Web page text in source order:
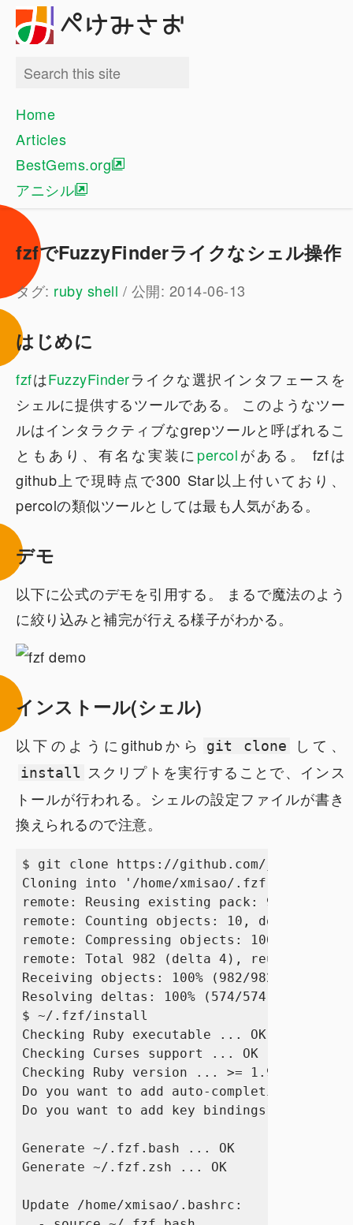
ぺけみさお
Home
Articles
BestGems.org
アニシル
fzfでFuzzyFinderライクなシェル操作
タグ: ruby shell / 公開: 2014-06-13
はじめに
fzfはFuzzyFinderライクな選択インタフェースを
シェルに提供するツールである。 このようなツー
ルはインタラクティブなgrepツールと呼ばれるこ
ともあり、有名な実装に percolがある。 fzfは
github上で現時点で300 Star以上付いており、
percolの類似ツールとしては最も人気がある。
デモ
以下に公式のデモを引用する。 まるで魔法のよう
に絞り込みと補完が行える様子がわかる。
インストール(シェル)
以下のようにgithubから git clone して、
install
スクリプトを実行することで、インス
トールが行われる。シェルの設定ファイルが書き
換えられるので注意。
$ git clone https://github.com/
Cloning into '/home/xmisao/.fzf'...
remote: Reusing existing pack: 972, done.
remote: Counting objects: 10, done.
remote: Compressing objects: 100% (10/
remote: Total 982 (delta 4), reused 0
Receiving objects: 100% (982/982),
Resolving deltas: 100% (574/574), done.
$ ~/.fzf/install
Checking Ruby executable ... OK (/usr/
Checking Curses support ... OK
Checking Ruby version ... >= 1.9
Do you want to add auto-completion
Do you want to add key bindings? ([y]/n) y
Generate ~/.fzf.bash ... OK
Generate ~/.fzf.zsh ... OK
Update /home/xmisao/.bashrc: